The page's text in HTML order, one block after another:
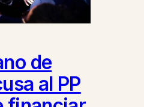
de
al PP